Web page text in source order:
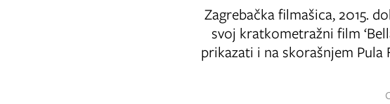
Zagrebačka filmašica, 2015.
svoj kratkometražni film
prikazati i na skorašnjem